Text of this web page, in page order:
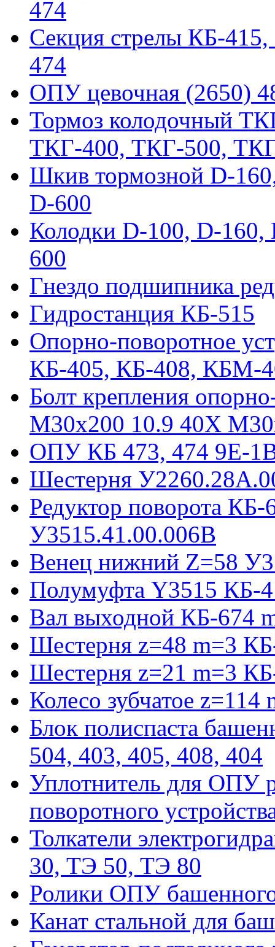
474
Секция стрелы КБ-
474
ОПУ цевочная (2650)
Тормоз колодочный
ТКГ-400, ТКГ-500,
Шкив тормозной D-
D-600
Колодки D-100, D-
600
Гнездо подшипника
Гидростанция КБ-515
Опорно-поворотное
КБ-405, КБ-408, КБМ-
Болт крепления
М30х200 10.9 40Х
ОПУ КБ 473, 474 9E-
Шестерня
Редуктор поворота КБ-
У3515.41.00.006В
Венец нижний Z=58
Полумуфта Y3515 КБ-
Вал выходной КБ-674
Шестерня z=48 m=3
Шестерня z=21 m=3
Колесо зубчатое
Блок полиспаста
504, 403, 405, 408, 404
Уплотнитель для ОПУ
поворотного
Толкатели
30, ТЭ 50, ТЭ 80
Ролики ОПУ
Канат стальной для